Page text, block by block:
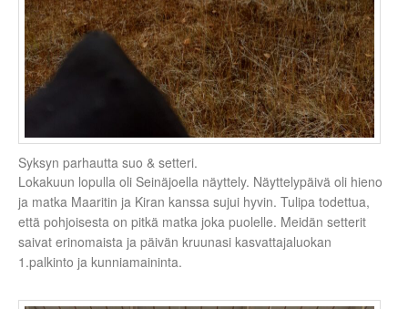
Syksyn parhautta suo & setteri.
Lokakuun lopulla oli Seinäjoella näyttely. Näyttelypäivä oli hieno
ja matka Maaritin ja Kiran kanssa sujui hyvin. Tulipa todettua,
että pohjoisesta on pitkä matka joka puolelle. Meidän setterit
saivat erinomaista ja päivän kruunasi kasvattajaluokan
1.palkinto ja kunniamaininta.